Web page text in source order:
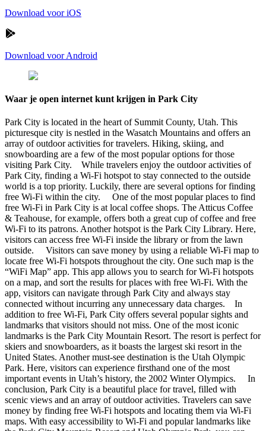
Download voor iOS
Download voor Android
Waar je open internet kunt krijgen in Park City
Park City is located in the heart of Summit County, Utah. This
picturesque city is nestled in the Wasatch Mountains and offers an
array of outdoor activities for travelers. Hiking, skiing, and
snowboarding are a few of the most popular options for those
visiting Park City. While travelers enjoy the outdoor activities of
Park City, finding a Wi-Fi hotspot to stay connected to the outside
world is a top priority. Luckily, there are several options for finding
free Wi-Fi within the city. One of the most popular places to find
free Wi-Fi in Park City is at local coffee shops. The Atticus Coffee
& Teahouse, for example, offers both a great cup of coffee and free
Wi-Fi to its patrons. Another hotspot is the Park City Library. Here,
visitors can access free Wi-Fi inside the library or from the lawn
outside. Visitors can save money by using a reliable Wi-Fi map to
locate free Wi-Fi hotspots throughout the city. One such map is the
“WiFi Map” app. This app allows you to search for Wi-Fi hotspots
on a map, and sort the results for places with free Wi-Fi. With the
app, visitors can navigate through Park City and always stay
connected without incurring any unnecessary data charges. In
addition to free Wi-Fi, Park City offers several popular sights and
landmarks that visitors should not miss. One of the most iconic
landmarks is the Park City Mountain Resort. The resort is perfect for
skiers and snowboarders, as it boasts the largest ski resort in the
United States. Another must-see destination is the Utah Olympic
Park. Here, visitors can experience firsthand one of the most
important events in Utah’s history, the 2002 Winter Olympics. In
conclusion, Park City is a beautiful place for travel, filled with
scenic views and an array of outdoor activities. Travelers can save
money by finding free Wi-Fi hotspots and locating them via Wi-Fi
maps. With easy accessibility to Wi-Fi and popular landmarks like